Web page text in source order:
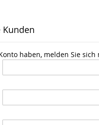
Kunden
haben, melden Sie